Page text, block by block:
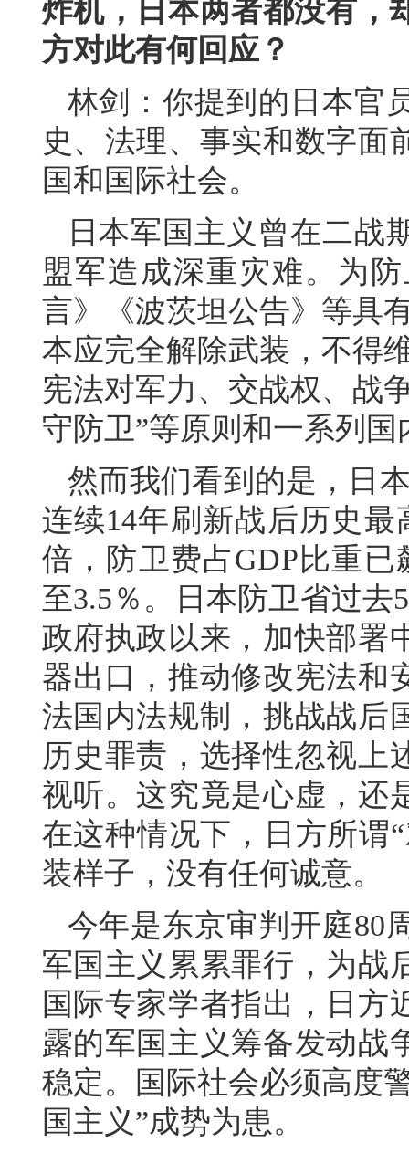
炸机，日本两者都没有，
方对此有何回应？
林剑：你提到的日本官
史、法理、事实和数字面
国和国际社会。
日本军国主义曾在二战
盟军造成深重灾难。为
言》《波茨坦公告》等具
本应完全解除武装，不得
宪法对军力、交战权、战
守防卫”等原则和一系列国
然而我们看到的是，日
连续14年刷新战后历史
倍，防卫费占GDP比重
至3.5％。日本防卫省过
政府执政以来，加快部署
器出口，推动修改宪法和
法国内法规制，挑战战后
历史罪责，选择性忽视上
视听。这究竟是心虚，还
在这种情况下，日方所谓
装样子，没有任何诚意。
今年是东京审判开庭80
军国主义累累罪行，为战
国际专家学者指出，日方
露的军国主义筹备发动战
稳定。国际社会必须高度
国主义”成势为患。